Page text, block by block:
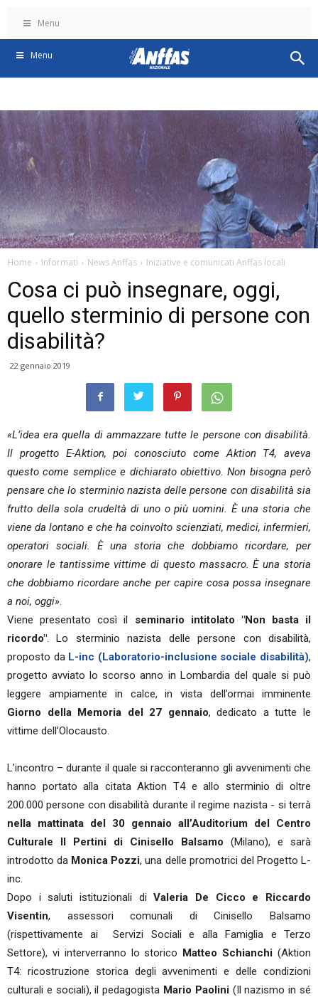
Menu
Menu
Home Informati News Anffas Iniziative e comunicati Anffas locali
Cosa ci può insegnare, oggi,
quello sterminio di persone con
disabilità?
22 gennaio 2019
«L’idea era quella di ammazzare tutte le persone con disabilità.
Il progetto E-Aktion, poi conosciuto come Aktion T4, aveva
questo come semplice e dichiarato obiettivo. Non bisogna però
pensare che lo sterminio nazista delle persone con disabilità sia
frutto della sola crudeltà di uno o più uomini. È una storia che
viene da lontano e che ha coinvolto scienziati, medici, infermieri,
operatori sociali. È una storia che dobbiamo ricordare, per
onorare le tantissime vittime di questo massacro. È una storia
che dobbiamo ricordare anche per capire cosa possa insegnare
a noi, oggi».
Viene presentato così il seminario intitolato "Non basta il
ricordo". Lo sterminio nazista delle persone con disabilità,
proposto da L-inc (Laboratorio-inclusione sociale disabilità),
progetto avviato lo scorso anno in Lombardia del quale si può
leggere ampiamente in calce, in vista dell’ormai imminente
Giorno della Memoria del 27 gennaio, dedicato a tutte le
vittime dell’Olocausto.
L’incontro – durante il quale si racconteranno gli avvenimenti che
hanno portato alla citata Aktion T4 e allo sterminio di oltre
200.000 persone con disabilità durante il regime nazista - si terrà
nella mattinata del 30 gennaio all’Auditorium del Centro
Culturale Il Pertini di Cinisello Balsamo (Milano), e sarà
introdotto da Monica Pozzi, una delle promotrici del Progetto L-
inc.
Dopo i saluti istituzionali diValeria De Cicco e Riccardo
Visentin, assessori comunali di Cinisello Balsamo
(rispettivamente ai Servizi Sociali e alla Famiglia e Terzo
Settore), vi interverranno lo storico Matteo Schianchi (Aktion
T4: ricostruzione storica degli avvenimenti e delle condizioni
culturali e sociali), il pedagogista Mario Paolini(Il nazismo in sé